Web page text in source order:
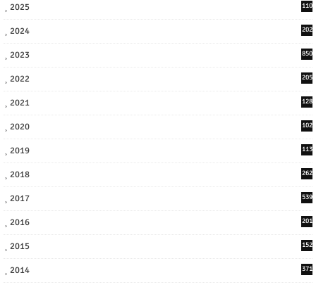
2025
110
2024
202
2023 850
2022
205
2021
128
2020
102
2019
113
2018
262
2017
539
2016
201
2015 152
2014 371